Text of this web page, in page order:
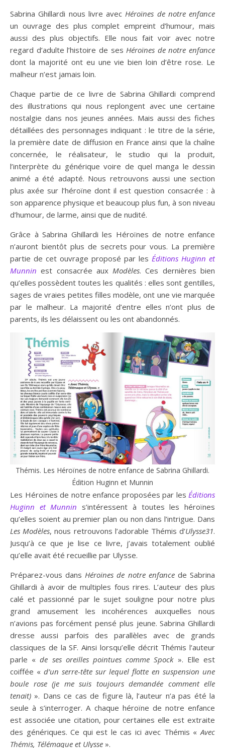
Sabrina Ghillardi nous livre avecHéroïnes de notre enfance
un ouvrage des plus complet empreint d’humour, mais
aussi des plus objectifs. Elle nous fait voir avec notre
regard d’adulte l’histoire de sesHéroïnes de notre enfance
dont la majorité ont eu une vie bien loin d’être rose. Le
malheur n’est jamais loin.
Chaque partie de ce livre de Sabrina Ghillardi comprend
des illustrations qui nous replongent avec une certaine
nostalgie dans nos jeunes années. Mais aussi des fiches
détaillées des personnages indiquant : le titre de la série,
la première date de diffusion en France ainsi que la chaîne
concernée, le réalisateur, le studio qui la produit,
l’interprète du générique voire de quel manga le dessin
animé a été adapté. Nous retrouvons aussi une section
plus axée sur l’héroïne dont il est question consacrée : à
son apparence physique et beaucoup plus fun, à son niveau
d’humour, de larme, ainsi que de nudité.
Grâce à Sabrina Ghillardi les Héroïnes de notre enfance
n’auront bientôt plus de secrets pour vous. La première
partie de cet ouvrage proposé par les Éditions Huginn et
Munnin est consacrée auxModèles. Ces dernières bien
qu’elles possèdent toutes les qualités : elles sont gentilles,
sages de vraies petites filles modèle, ont une vie marquée
par le malheur. La majorité d’entre elles n’ont plus de
parents, ils les délaissent ou les ont abandonnés.
Thémis. Les Héroïnes de notre enfance de Sabrina Ghillardi.
Édition Huginn et Munnin
Les Héroïnes de notre enfance proposées par les Éditions
Huginn et Munnin s’intéressent à toutes les héroïnes
qu’elles soient au premier plan ou non dans l’intrigue. Dans
Les Modèles, nous retrouvons l’adorable Thémis d’Ulysse31.
Jusqu’à ce que je lise ce livre, j’avais totalement oublié
qu’elle avait été recueillie par Ulysse.
Préparez-vous dansHéroïnes de notre enfancede Sabrina
Ghillardi à avoir de multiples fous rires. L’auteur des plus
calé et passionné par le sujet souligne pour notre plus
grand amusement les incohérences auxquelles nous
n’avions pas forcément pensé plus jeune. Sabrina Ghillardi
dresse aussi parfois des parallèles avec de grands
classiques de la SF. Ainsi lorsqu’elle décrit Thémis l’auteur
parle «de ses oreilles pointues comme Spock». Elle est
coiffée « d’un serre-tête sur lequel flotte en suspension une
boule rose (je me suis toujours demandée comment elle
tenait) ». Dans ce cas de figure là, l’auteur n’a pas été la
seule à s’interroger. A chaque héroïne de notre enfance
est associée une citation, pour certaines elle est extraite
des génériques. Ce qui est le cas ici avec Thémis «Avec
Thémis, Télémaque et Ulysse ».